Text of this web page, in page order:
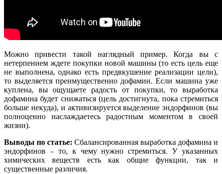
Можно привести такой наглядный пример. Когда вы с
нетерпением ждете покупки новой машины (то есть цель еще
не выполнена, однако есть предвкушение реализации цели),
то выделяется преимущественно дофамин. Если машина уже
куплена, вы ощущаете радость от покупки, то выработка
дофамина будет снижаться (цель достигнута, пока стремиться
больше некуда), и активизируется выделение эндорфинов (вы
полноценно наслаждаетесь радостным моментом в своей
жизни).
Выводы по статье: Сбалансированная выработка дофамина и
эндорфинов – то, к чему нужно стремиться. У указанных
химических веществ есть как общие функции, так и
существенные различия.